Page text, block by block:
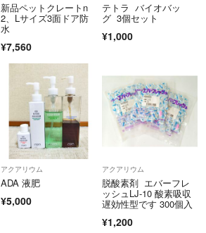
新品ペットクレートn
2、Lサイズ3面ドア防
水
¥7,560
テトラ バイオバッ
グ 3個セット
¥1,000
アクアリウム
ADA 液肥
¥5,000
アクアリウム
脱酸素剤 エバーフレ
ッシュLJ-10 酸素吸収
遅効性型です 300個入
¥1,200